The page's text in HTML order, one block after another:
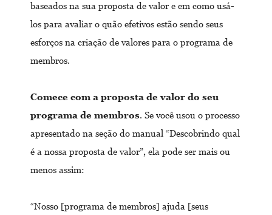
baseados na sua proposta de valor e em como usá-
los para avaliar o quão efetivos estão sendo seus
esforços na criação de valores para o programa de
membros.
Comece com a proposta de valor do seu
programa de membros. Se você usou o processo
apresentado na seção do manual “Descobrindo qual
é a nossa proposta de valor”, ela pode ser mais ou
menos assim:
“Nosso [programa de membros] ajuda [seus